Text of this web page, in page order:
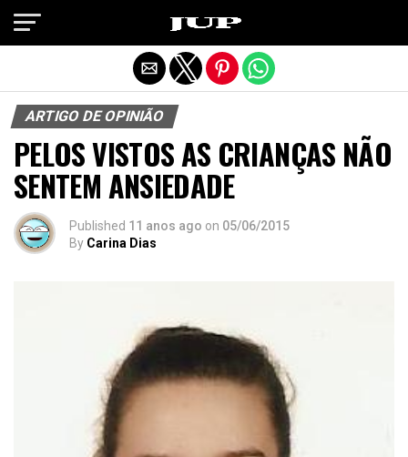
ARTIGO DE OPINIÃO
PELOS VISTOS AS CRIANÇAS NÃO
SENTEM ANSIEDADE
Published 11 anos ago on 05/06/2015
By Carina Dias
Exit mobile version